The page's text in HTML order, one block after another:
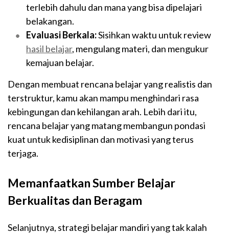
terlebih dahulu dan mana yang bisa dipelajari
belakangan.
Evaluasi Berkala:Sisihkan waktu untuk review
hasil belajar, mengulang materi, dan mengukur
kemajuan belajar.
Dengan membuat rencana belajar yang realistis dan
terstruktur, kamu akan mampu menghindari rasa
kebingungan dan kehilangan arah. Lebih dari itu,
rencana belajar yang matang membangun pondasi
kuat untuk kedisiplinan dan motivasi yang terus
terjaga.
Memanfaatkan Sumber Belajar
Berkualitas dan Beragam
Selanjutnya, strategi belajar mandiri yang tak kalah